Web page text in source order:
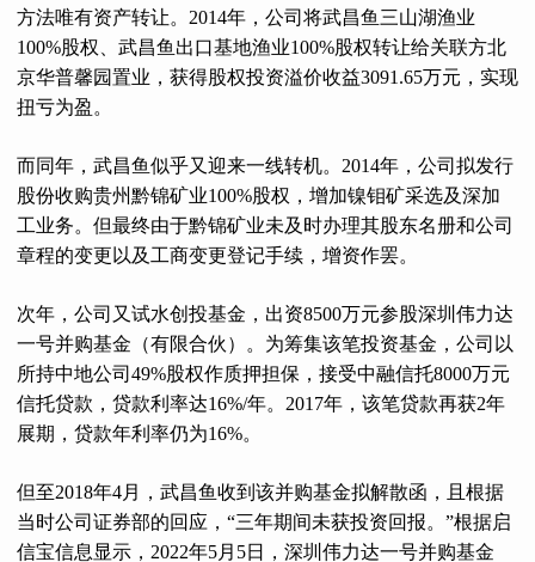
方法唯有资产转让。2014年，公司将武昌鱼三山湖渔业
100%股权、武昌鱼出口基地渔业100%股权转让给关联方北
京华普馨园置业，获得股权投资溢价收益3091.65万元，实现
扭亏为盈。
而同年，武昌鱼似乎又迎来一线转机。2014年，公司拟发行
股份收购贵州黔锦矿业100%股权，增加镍钼矿采选及深加
工业务。但最终由于黔锦矿业未及时办理其股东名册和公司
章程的变更以及工商变更登记手续，增资作罢。
次年，公司又试水创投基金，出资8500万元参股深圳伟力达
一号并购基金（有限合伙）。为筹集该笔投资基金，公司以
所持中地公司49%股权作质押担保，接受中融信托8000万元
信托贷款，贷款利率达16%/年。2017年，该笔贷款再获2年
展期，贷款年利率仍为16%。
但至2018年4月，武昌鱼收到该并购基金拟解散函，且根据
当时公司证券部的回应，“三年期间未获投资回报。”根据启
信宝信息显示，2022年5月5日，深圳伟力达一号并购基金